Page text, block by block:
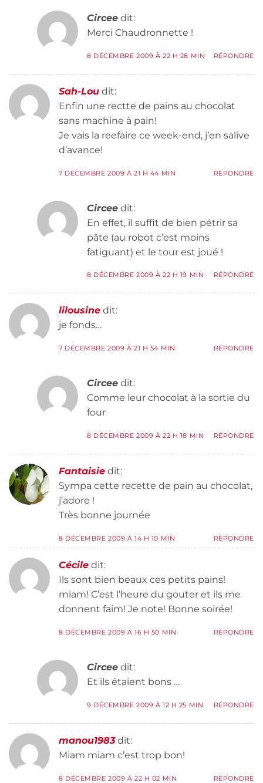
Circee dit:
Merci Chaudronnette !
8 DÉCEMBRE 2009 À 22 H 28 MIN RÉPONDRE
Sah-Lou dit:
Enfin une rectte de pains au chocolat
sans machine à pain!
Je vais la reefaire ce week-end, j’en salive
d’avance!
7 DÉCEMBRE 2009 À 21 H 44 MIN RÉPONDRE
Circee dit:
En effet, il suffit de bien pétrir sa
pâte (au robot c’est moins
fatiguant) et le tour est joué !
8 DÉCEMBRE 2009 À 22 H 19 MIN RÉPONDRE
lilousine dit:
je fonds…
7 DÉCEMBRE 2009 À 21 H 54 MIN RÉPONDRE
Circee dit:
Comme leur chocolat à la sortie du
four
8 DÉCEMBRE 2009 À 22 H 18 MIN RÉPONDRE
Fantaisie dit:
Sympa cette recette de pain au chocolat,
j’adore !
Très bonne journée
8 DÉCEMBRE 2009 À 14 H 10 MIN RÉPONDRE
Cécile dit:
Ils sont bien beaux ces petits pains!
miam! C’est l’heure du gouter et ils me
donnent faim! Je note! Bonne soirée!
8 DÉCEMBRE 2009 À 16 H 50 MIN RÉPONDRE
Circee dit:
Et ils étaient bons …
9 DÉCEMBRE 2009 À 12 H 25 MIN RÉPONDRE
manou1983 dit:
Miam miam c’est trop bon!
8 DÉCEMBRE 2009 À 22 H 02 MIN RÉPONDRE